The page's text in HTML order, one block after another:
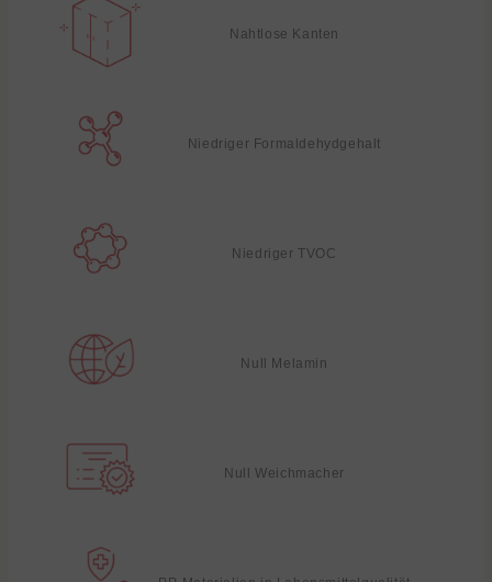
Nahtlose Kanten
Niedriger Formaldehydgehalt
Niedriger TVOC
Null Melamin
Null Weichmacher